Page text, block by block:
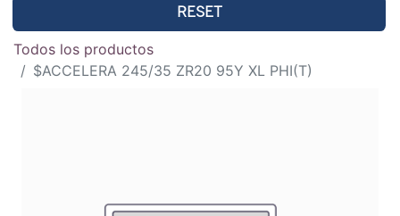
RESET
Todos los productos
$ACCELERA 245/35 ZR20 95Y XL PHI(T)